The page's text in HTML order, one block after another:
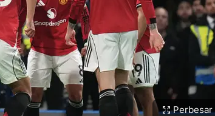
Perbesar